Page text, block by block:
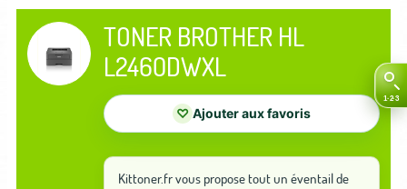
TONER BROTHER HL
L2460DWXL
♡ Ajouter aux favoris
Kittoner.fr vous propose tout un éventail de